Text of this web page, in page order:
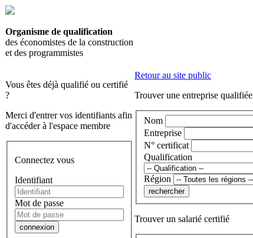
Organisme de qualification
des économistes de la construction
et des programmistes
Vous êtes déjà qualifié ou certifié
?
Merci d'entrer vos identifiants afin
d'accéder à l'espace membre
Connectez vous
Identifiant
Mot de passe
Retour au site public
Trouver une entreprise qualifiée
Nom
Entreprise
N° certificat
Qualification
Région
Trouver un salarié certifié